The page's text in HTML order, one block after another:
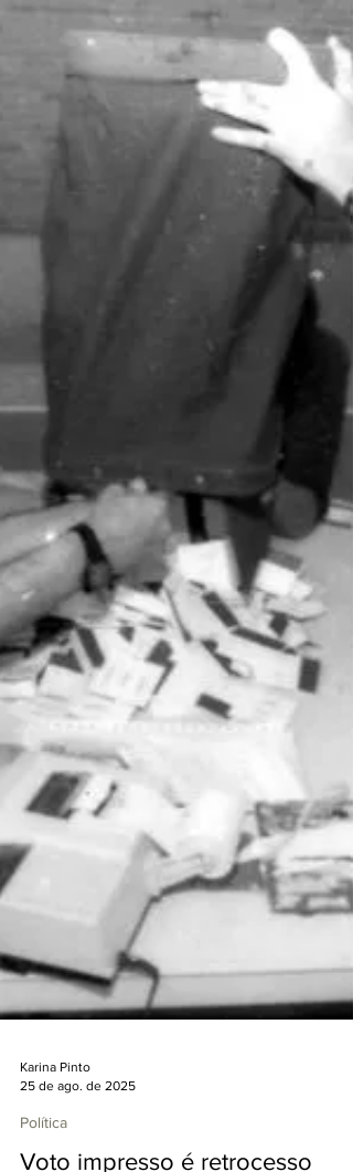
25 de ago. de 2025